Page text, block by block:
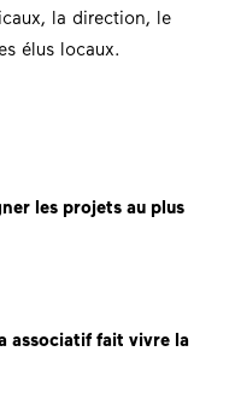
la direction, le
élus locaux.
les projets au plus
associatif fait vivre la